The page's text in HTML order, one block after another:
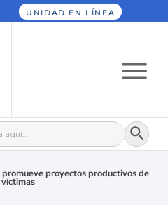
UNIDAD EN LÍNEA
Botón
promueve proyectos productivos de